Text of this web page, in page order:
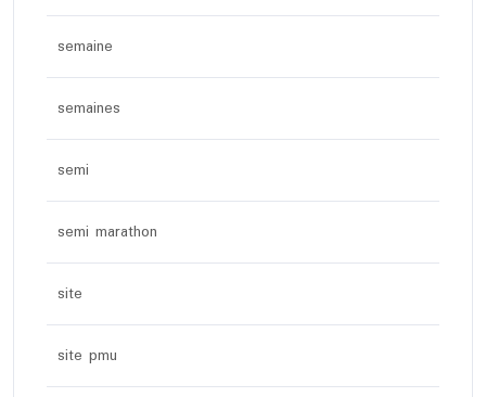
semaine
semaines
semi
semi marathon
site
site pmu